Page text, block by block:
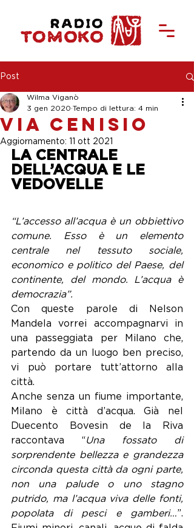
Post
Via Cenisio
Wilma Viganò
3 gen 2020 Tempo di lettura: 4 min
Aggiornamento: 11 ott 2021
LA CENTRALE
DELL’ACQUA E LE
VEDOVELLE
“L’accesso all’acqua è un obbiettivo
comune. Esso è un elemento
centrale nel tessuto sociale,
economico e politico del Paese, del
continente, del mondo. L’acqua è
democrazia”.
Con queste parole di Nelson
Mandela vorrei accompagnarvi in
una passeggiata per Milano che,
partendo da un luogo ben preciso,
vi può portare tutt’attorno alla
città.
Anche senza un fiume importante,
Milano è città d’acqua. Già nel
Duecento Bovesin de la Riva
raccontava “Una fossato di
sorprendente bellezza e grandezza
circonda questa città da ogni parte,
non una palude o uno stagno
putrido, ma l’acqua viva delle fonti,
popolata di pesci e gamberi…”.